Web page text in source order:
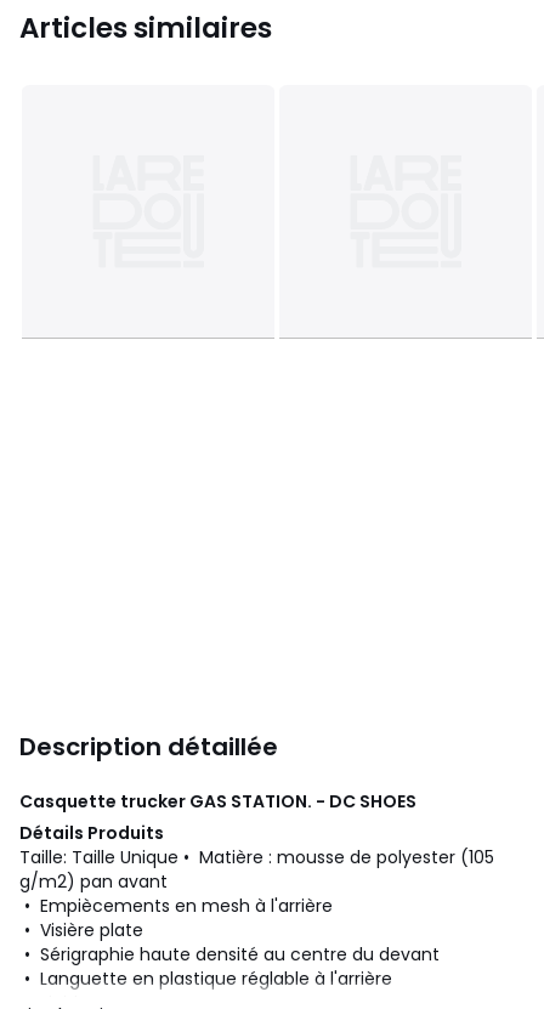
Articles similaires
Description détaillée
Casquette trucker GAS STATION. - DC SHOES
Détails Produits
Taille: Taille Unique • Matière : mousse de polyester (105
g/m2) pan avant
• Empiècements en mesh à l'arrière
• Visière plate
• Sérigraphie haute densité au centre du devant
• Languette en plastique réglable à l'arrière
• Finitions DC